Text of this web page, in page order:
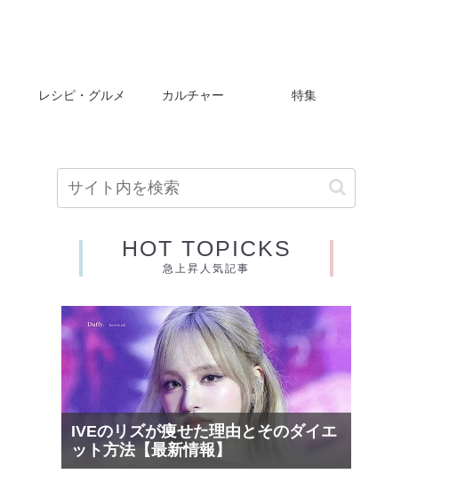
レシピ・グルメ カルチャー 特集
HOT TOPICKS
急上昇人気記事
IVEのリズが痩せた理由とそのダイエ
ット方法【最新情報】